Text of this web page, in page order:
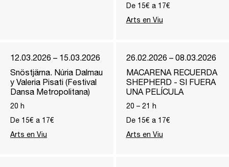
De 15€ a 17€
Arts en Viu
12.03.2026 – 15.03.2026
Snöstjärna. Núria Dalmau
y Valeria Pisati (Festival
Dansa Metropolitana)
20 h
De 15€ a 17€
Arts en Viu
26.02.2026 – 08.03.2026
MACARENA RECUERDA
SHEPHERD - SI FUERA
UNA PELÍCULA
20 – 21
h
De 15€ a 17€
Arts en Viu